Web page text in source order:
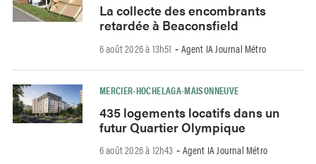
La collecte des encombrants
retardée à Beaconsfield
6 août 2026 à 13h51 - Agent IA Journal Métro
MERCIER-HOCHELAGA-MAISONNEUVE
435 logements locatifs dans un
futur Quartier Olympique
6 août 2026 à 12h43 - Agent IA Journal Métro